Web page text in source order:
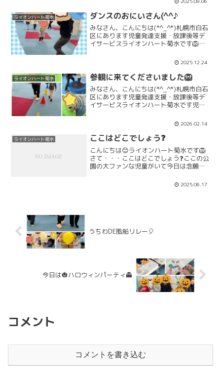
た。公園にはすべり台、ブランコ。シー
ソーなど、楽しいも...
ライオンハート菊水 ダンスのおにいさん(^^♪
みなさん、こんにちは(*^_^*)札幌市白石
区にあります児童発達支援・放課後等デ
イサービスライオンハート菊水です🦁ラ
月のダンスをします(^^♪今回は、体操の
おにいさんならぬ、ダンスのお兄さん
が、みんなのお...
2025.12.24
ライオンハート菊水 参観に来てくださいました🦁
みなさん、こんにちは(*^_^*)札幌市白石
区にあります児童発達支援・放課後等デ
イサービスライオンハート菊水です児童
初はお母さんがいるのが嬉しくてべった
りで甘えん坊さんでしたが途中からは元
気良く活動に参加...
2026.02.14
ライオンハート菊水 ここはどこでしょう❓
こんにちは😊ライオンハート菊水です🦁
さて・・・ここはどこでしょう❓ここの公
園の大ファンな児童がいて今日は念願の
正解は・・・伏古公園でした💮ライオン
ハート菊水でInstagramをはじめまし
2025.06.17
うちわDE風船リレー🎈
今日は🎃ハロウィンパーティ👻
コメント
コメントを書き込む